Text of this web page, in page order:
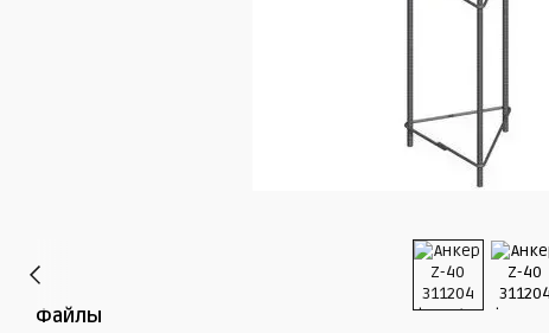
Файлы